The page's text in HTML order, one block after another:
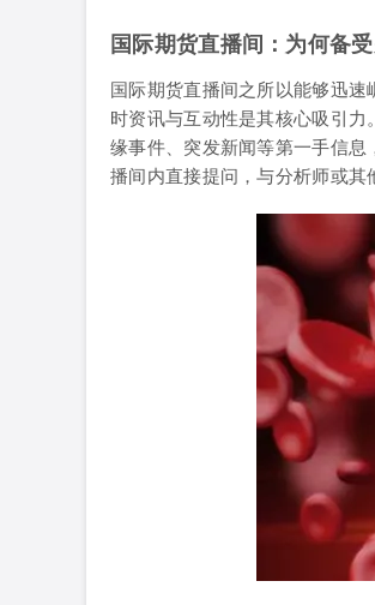
国际期货直播间：为何备
国际期货直播间之所以能够迅
时资讯与互动性是其核心吸引
缘事件、突发新闻等第一手信
播间内直接提问，与分析师或其